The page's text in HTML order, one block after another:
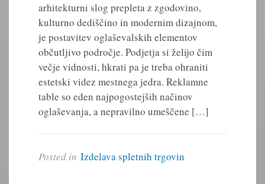
arhitekturni slog prepleta z zgodovino,
kulturno dediščino in modernim dizajnom,
je postavitev oglaševalskih elementov
občutljivo področje. Podjetja si želijo čim
večje vidnosti, hkrati pa je treba ohraniti
estetski videz mestnega jedra. Reklamne
table so eden najpogostejših načinov
oglaševanja, a nepravilno umeščene […]
Posted in Izdelava spletnih trgovin